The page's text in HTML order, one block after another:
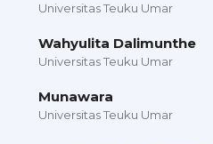
Universitas Teuku Umar
Wahyulita Dalimunthe
Universitas Teuku Umar
Munawara
Universitas Teuku Umar